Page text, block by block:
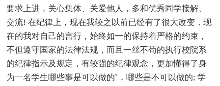
要求上进，关心集体、关爱他人，多和优秀同学接解、
交流! 在纪律上，现在我较之以前已经有了很大改变，现
在的我对自己的言行，始终如一的保持着严格的约束，
不但遵守国家的法律法规，而且一丝不苟的执行校院系
的纪律指示及规定，有较强的纪律观念，更加懂得了身
为一名学生哪些事是可以做的`，哪些是不可以做的; 学